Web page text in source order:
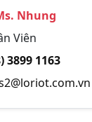
Nhung
Viên
3899 1163